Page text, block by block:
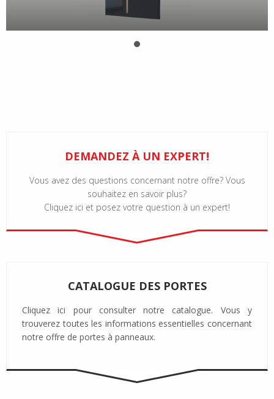
DEMANDEZ À UN EXPERT!
Vous avez des questions concernant notre offre? Vous
souhaitez en savoir plus?
Cliquez ici et posez votre question à un expert!
CATALOGUE DES PORTES
Cliquez ici pour consulter notre catalogue. Vous y
trouverez toutes les informations essentielles concernant
notre offre de portes à panneaux.